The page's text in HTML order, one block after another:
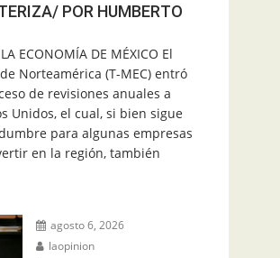
POR HUMBERTO
ECONOMÍA DE MÉXICO El
Norteamérica (T-MEC) entró
de revisiones anuales a
Unidos, el cual, si bien sigue
para algunas empresas
en la región, también
agosto 6, 2026
laopinion